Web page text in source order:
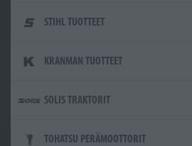
STIHL TUOTTEET
KRANMAN TUOTTEET
SOLIS TRAKTORIT
TOHATSU PERÄMOOTTORIT